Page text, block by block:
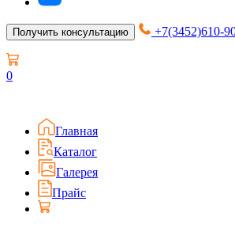
Получить консультацию +7(3452)610-
0
Главная
Каталог
Галерея
Прайс